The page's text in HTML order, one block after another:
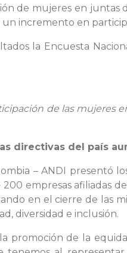
de mujeres en juntas
incremento en
la Encuesta
de las
directivas del país
– ANDI presentó
empresas afiliadas
en el cierre de las
diversidad e inclusión.
promoción de la